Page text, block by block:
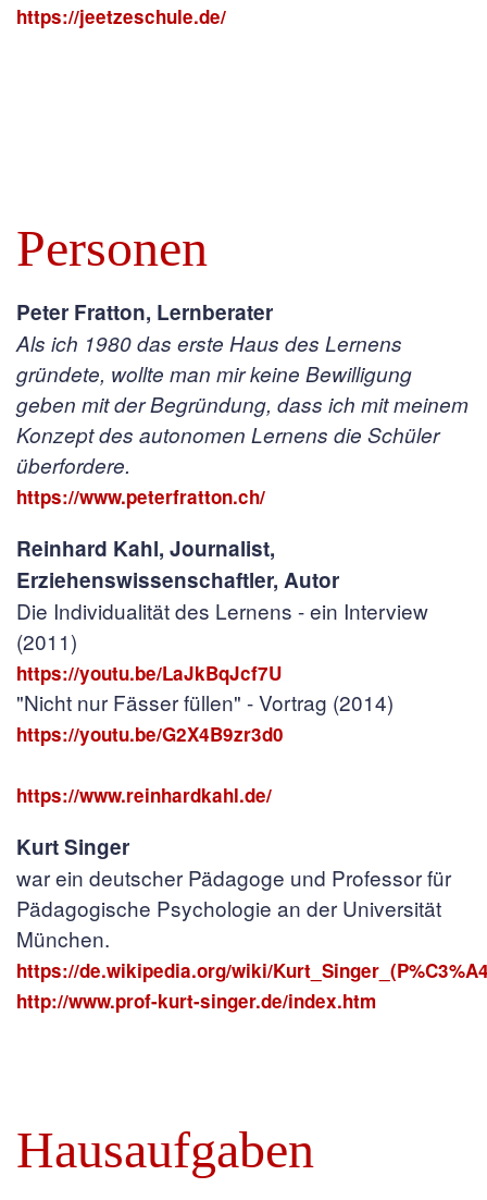
https://jeetzeschule.de/
Personen
Peter Fratton, Lernberater
Als ich 1980 das erste Haus des Lernens
gründete, wollte man mir keine Bewilligung
geben mit der Begründung, dass ich mit meinem
Konzept des autonomen Lernens die Schüler
überfordere.
https://www.peterfratton.ch/
Reinhard Kahl, Journalist,
Erziehenswissenschaftler, Autor
Die Individualität des Lernens - ein Interview
(2011)
https://youtu.be/LaJkBqJcf7U
"Nicht nur Fässer füllen" - Vortrag (2014)
https://youtu.be/G2X4B9zr3d0
https://www.reinhardkahl.de/
Kurt Singer
war ein deutscher Pädagoge und Professor für
Pädagogische Psychologie an der Universität
München.
https://de.wikipedia.org/wiki/
http://www.prof-kurt-singer.de/index.htm
Hausaufgaben